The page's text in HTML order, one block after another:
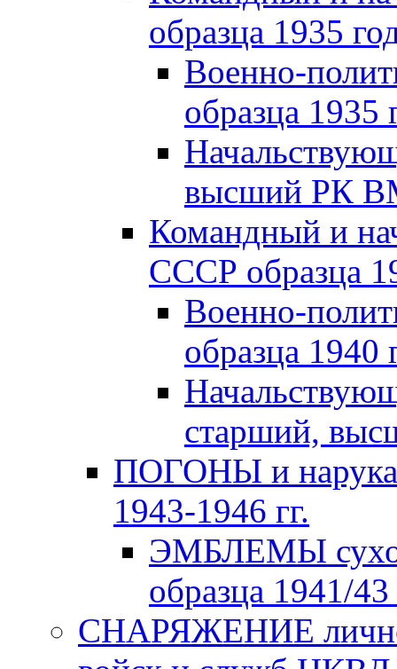
образца 1935
Военно-
образца 1935
высший РК
Командный и
СССР образца
Военно-
образца 1940
старший,
ПОГОНЫ и
1943-1946 гг.
ЭМБЛЕМЫ
образца 1941/43
СНАРЯЖЕНИЕ